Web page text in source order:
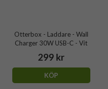
Otterbox - Laddare - Wall
Charger 30W USB-C - Vit
299 kr
KÖP